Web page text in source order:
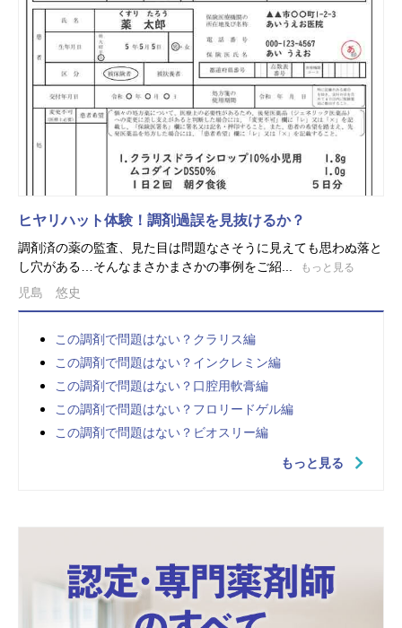
ヒヤリハット体験！調剤過誤を見抜けるか？
調剤済の薬の監査、見た目は問題なさそうに見えても思わぬ落と
し穴がある…そんなまさかまさかの事例をご紹...
もっと見る
児島 悠史
この調剤で問題はない？クラリス編
この調剤で問題はない？インクレミン編
この調剤で問題はない？口腔用軟膏編
この調剤で問題はない？フロリードゲル編
この調剤で問題はない？ビオスリー編
もっと見る